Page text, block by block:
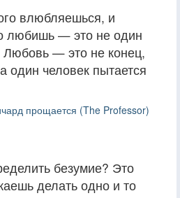
влюбляешься, и
любишь — это не один
Любовь — это не конец,
один человек пытается
прощается (The Professor)
безумие? Это
делать одно и то